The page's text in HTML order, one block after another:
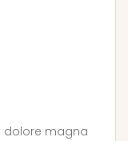
dolore magna